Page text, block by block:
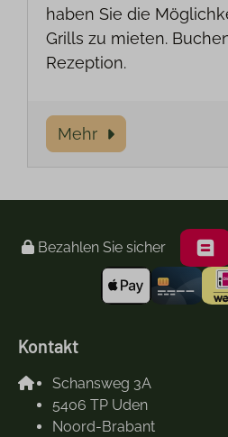
haben Sie die
Grills zu mieten.
Rezeption.
Mehr
Bezahlen Sie sicher
Kontakt
Schansweg 3A
5406 TP Uden
Noord-Brabant